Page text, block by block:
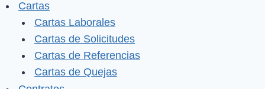
Cartas
Cartas Laborales
Cartas de Solicitudes
Cartas de Referencias
Cartas de Quejas